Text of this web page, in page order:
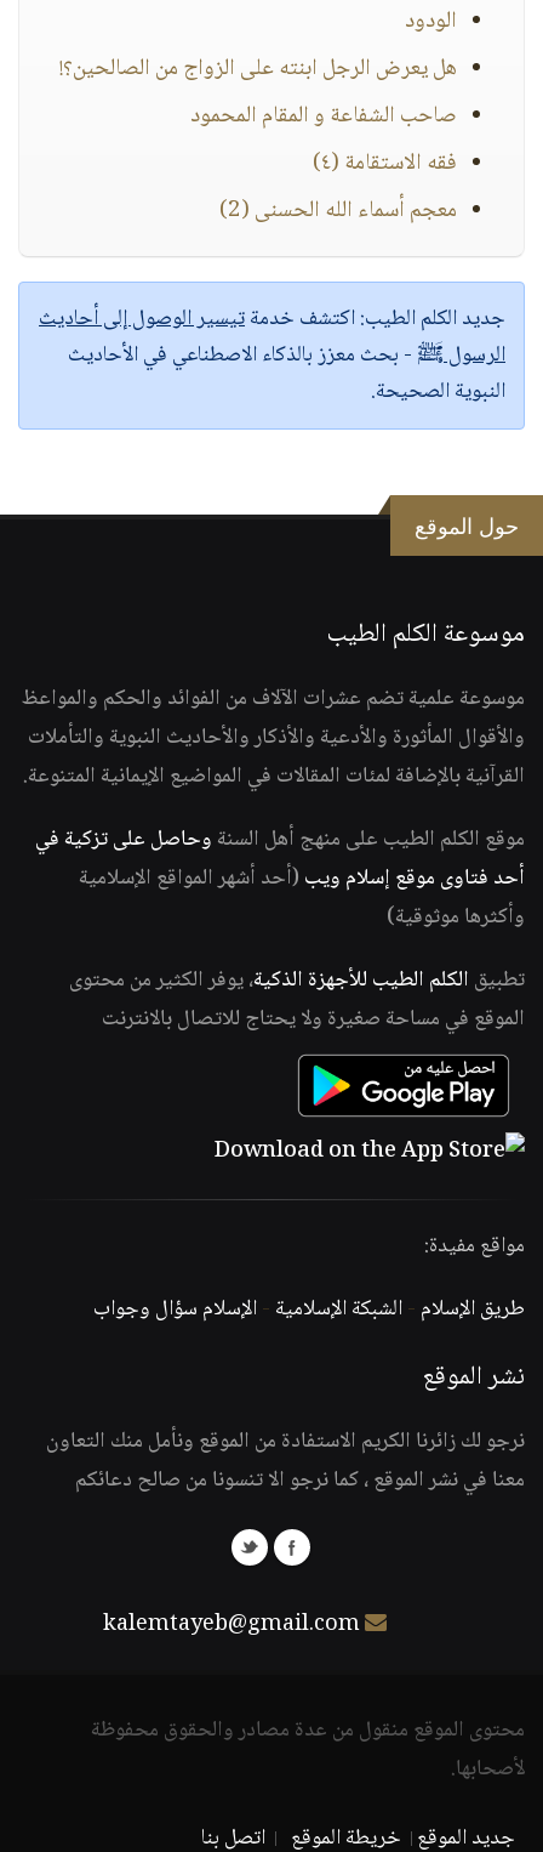
الودود
هل يعرض الرجل ابنته على الزواج من الصالحين؟!
صاحب الشفاعة و المقام المحمود
فقه الاستقامة (٤)
معجم أسماء الله الحسنى (2)
جديد الكلم الطيب:اكتشف خدمةتيسير الوصول إلى أحاديث
الرسول ﷺ - بحث معزز بالذكاء الاصطناعي في الأحاديث
النبوية الصحيحة.
حول الموقع
موسوعة الكلم الطيب
موسوعة علمية تضم عشرات الآلاف من الفوائد والحكم والمواعظ
والأقوال المأثورة والأدعية والأذكار والأحاديث النبوية والتأملات
القرآنية بالإضافة لمئات المقالات في المواضيع الإيمانية المتنوعة.
موقع الكلم الطيب على منهج أهل السنة وحاصل على تزكية في
أحد فتاوى موقع إسلام ويب (أحد أشهر المواقع الإسلامية
وأكثرها موثوقية)
تطبيق الكلم الطيب للأجهزة الذكية، يوفر الكثير من محتوى
الموقع في مساحة صغيرة ولا يحتاج للاتصال بالانترنت
مواقع مفيدة:
طريق الإسلام -الشبكة الإسلامية -الإسلام سؤال وجواب
نشر الموقع
نرجو لك زائرنا الكريم الاستفادة من الموقع ونأمل منك التعاون
معنا في نشر الموقع ، كما نرجو الا تنسونا من صالح دعائكم
kalemtayeb@gmail.com
محتوى الموقع منقول من عدة مصادر والحقوق محفوظة
لأصحابها.
جديد الموقع خريطة الموقع اتصل بنا